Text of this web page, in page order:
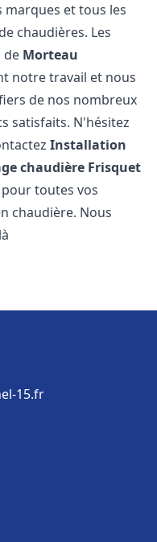
marques et tous les
chaudières. Les
de Morteau
notre travail et nous
de nos nombreux
satisfaits. N'hésitez
Installation
chaudière Frisquet
pour toutes vos
chaudière. Nous
15.fr